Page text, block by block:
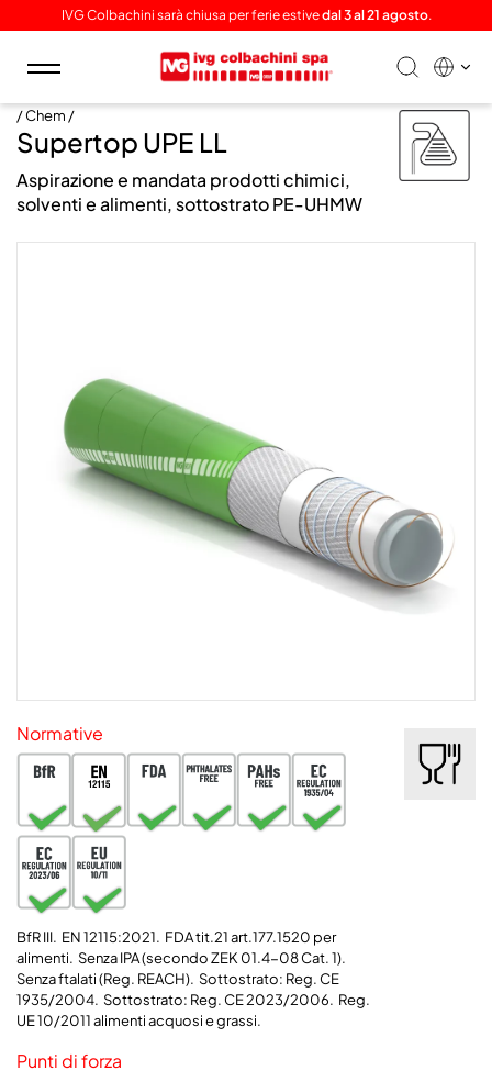
IVG Colbachini sarà chiusa per ferie estivedal 3 al 21 agosto.
Toggle
navigation
/ Chem /
Supertop UPE LL
Aspirazione e mandata prodotti chimici,
solventi e alimenti, sottostrato PE-UHMW
Normative
BfR III. EN 12115:2021. FDA tit.21 art.177.1520 per
alimenti. Senza IPA (secondo ZEK 01.4-08 Cat. 1).
Senza ftalati (Reg. REACH). Sottostrato: Reg. CE
1935/2004. Sottostrato: Reg. CE 2023/2006. Reg.
UE 10/2011 alimenti acquosi e grassi.
Punti di forza